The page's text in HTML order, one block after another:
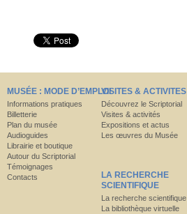
MUSÉE : MODE D’EMPLOI
Informations pratiques
Billetterie
Plan du musée
Audioguides
Librairie et boutique
Autour du Scriptorial
Témoignages
Contacts
VISITES & ACTIVITES
Découvrez le Scriptorial
Visites & activités
Expositions et actus
Les œuvres du Musée
LA RECHERCHE
SCIENTIFIQUE
La recherche scientifique
La bibliothèque virtuelle